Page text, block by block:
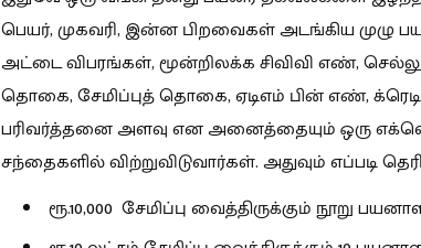
பெயர், முகவரி, இன்ன பிறவைகள் அடங்கிய முழு
அட்டை விபரங்கள், மூன்றிலக்க சிவிவி எண்,
தொகை, சேமிப்புத் தொகை, ஏடிஎம் பின் எண், க்ரெடிட்
பரிவர்த்தனை அளவு என அனைத்தையும் ஒரு
சந்தைகளில் விற்றுவிடுவார்கள். அதுவும் எப்படி
ரூ.10,000 சேமிப்பு வைத்திருக்கும் நூறு